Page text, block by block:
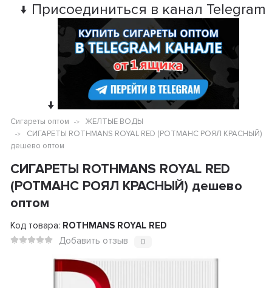
↓ Присоединиться в канал Telegram
↓
Сигареты оптом
ЖЕЛТЫЕ ВОДЫ
СИГАРЕТЫ ROTHMANS ROYAL RED (РОТМАНС РОЯЛ КРАСНЫЙ)
дешево оптом
СИГАРЕТЫ ROTHMANS ROYAL RED
(РОТМАНС РОЯЛ КРАСНЫЙ) дешево
оптом
Код товара: ROTHMANS ROYAL RED
Добавить отзыв
0